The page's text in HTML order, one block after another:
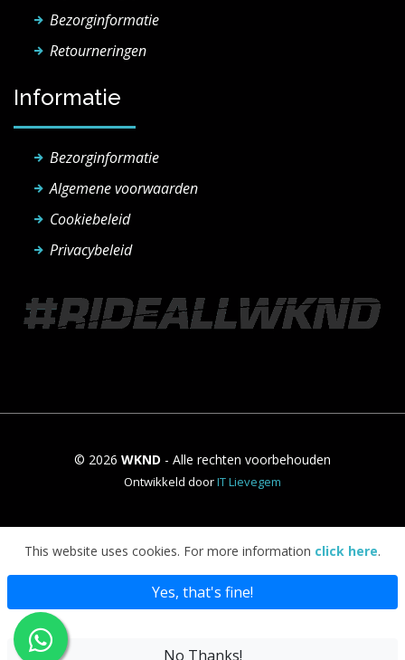
Bezorginformatie
Retourneringen
Informatie
Bezorginformatie
Algemene voorwaarden
Cookiebeleid
Privacybeleid
© 2026 WKND - Alle rechten voorbehouden
Ontwikkeld doorIT Lievegem
This website uses cookies. For more information click here.
Yes, that's fine!
No Thanks!